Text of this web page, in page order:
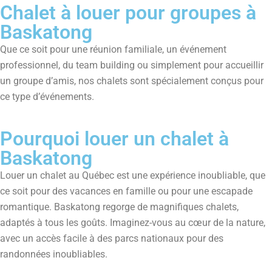
Chalet à louer pour groupes à
Baskatong
Que ce soit pour une réunion familiale, un événement
professionnel, du team building ou simplement pour accueillir
un groupe d’amis, nos chalets sont spécialement conçus pour
ce type d’événements.
Pourquoi louer un chalet à
Baskatong
Louer un chalet au Québec est une expérience inoubliable, que
ce soit pour des vacances en famille ou pour une escapade
romantique. Baskatong regorge de magnifiques chalets,
adaptés à tous les goûts. Imaginez-vous au cœur de la nature,
avec un accès facile à des parcs nationaux pour des
randonnées inoubliables.